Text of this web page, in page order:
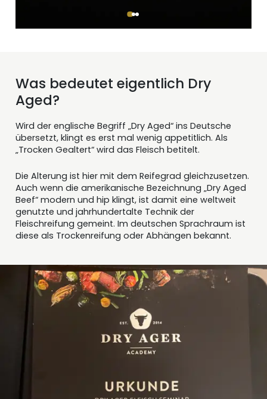
Was bedeutet eigentlich Dry
Aged?
Wird der englische Begriff „Dry Aged“ ins Deutsche
übersetzt, klingt es erst mal wenig appetitlich. Als
„Trocken Gealtert“ wird das Fleisch betitelt.
Die Alterung ist hier mit dem Reifegrad gleichzusetzen.
Auch wenn die amerikanische Bezeichnung „Dry Aged
Beef“ modern und hip klingt, ist damit eine weltweit
genutzte und jahrhundertalte Technik der
Fleischreifung gemeint. Im deutschen Sprachraum ist
diese als Trockenreifung oder Abhängen bekannt.